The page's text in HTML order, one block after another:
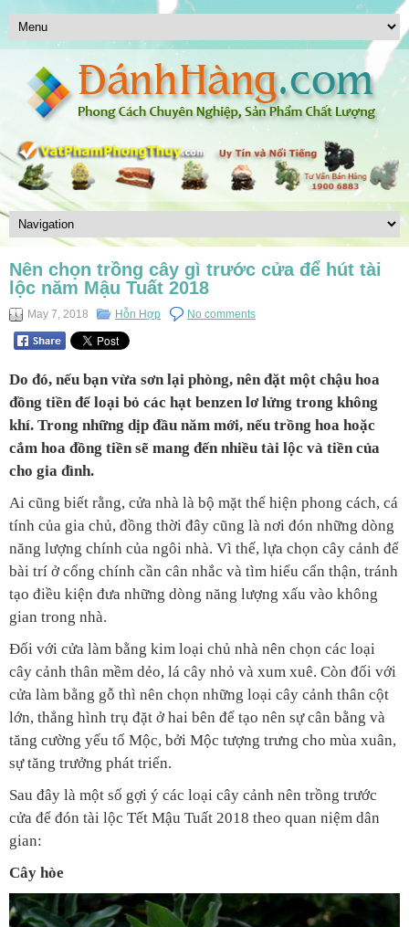
Nên chọn trồng cây gì trước cửa để hút tài
lộc năm Mậu Tuất 2018
May 7, 2018 Hỗn Hợp No comments
Do đó, nếu bạn vừa sơn lại phòng, nên đặt một chậu hoa
đồng tiền để loại bỏ các hạt benzen lơ lửng trong không
khí. Trong những dịp đầu năm mới, nếu trồng hoa hoặc
cắm hoa đồng tiền sẽ mang đến nhiều tài lộc và tiền của
cho gia đình.
Ai cũng biết rằng, cửa nhà là bộ mặt thể hiện phong cách, cá
tính của gia chủ, đồng thời đây cũng là nơi đón những dòng
năng lượng chính của ngôi nhà. Vì thế, lựa chọn cây cảnh để
bài trí ở cổng chính cần cân nhắc và tìm hiểu cẩn thận, tránh
tạo điều kiện đưa những dòng năng lượng xấu vào không
gian trong nhà.
Đối với cửa làm bằng kim loại chủ nhà nên chọn các loại
cây cảnh thân mềm dẻo, lá cây nhỏ và xum xuê. Còn đối với
cửa làm bằng gỗ thì nên chọn những loại cây cảnh thân cột
lớn, thẳng hình trụ đặt ở hai bên để tạo nên sự cân bằng và
tăng cường yếu tố Mộc, bởi Mộc tượng trưng cho mùa xuân,
sự tăng trưởng phát triển.
Sau đây là một số gợi ý các loại cây cảnh nên trồng trước
cửa để đón tài lộc Tết Mậu Tuất 2018 theo quan niệm dân
gian:
Cây hòe